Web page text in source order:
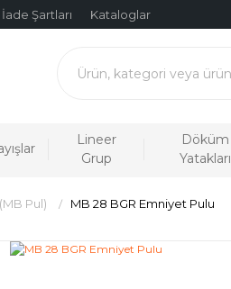
Şartları Kataloglar
Lineer
Grup
Döküm
Yatakları
Pul) MB 28 BGR Emniyet Pulu